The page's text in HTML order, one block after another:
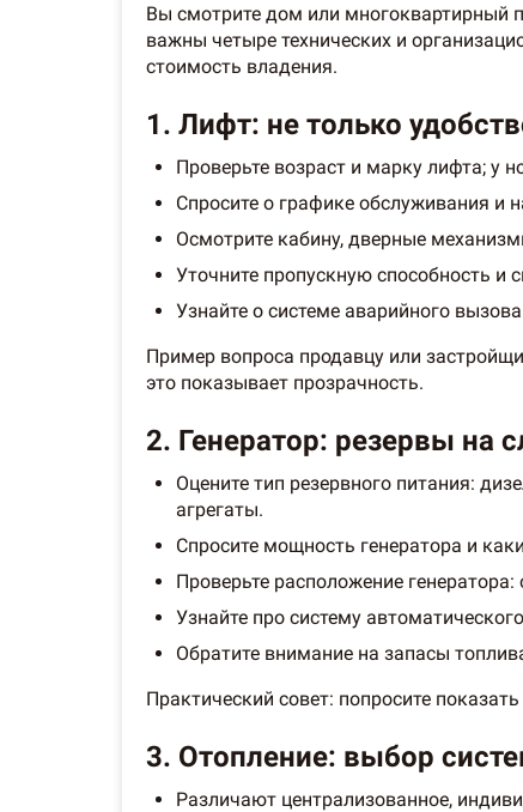
Вы смотрите дом или многоквартирный
важны четыре технических и
стоимость владения.
1. Лифт: не только
Проверьте возраст и марку лифта; у
Спросите о графике обслуживания и
Осмотрите кабину, дверные
Уточните пропускную способность и
Узнайте о системе аварийного
Пример вопроса продавцу или
это показывает прозрачность.
2. Генератор: резервы на
Оцените тип резервного питания:
агрегаты.
Спросите мощность генератора и
Проверьте расположение
Узнайте про систему
Обратите внимание на запасы
Практический совет: попросите
3. Отопление: выбор
Различают централизованное,